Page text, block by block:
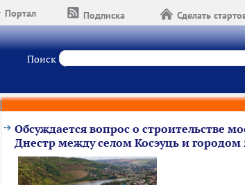
Сделать
Подписка
Портал
Поиск
Обсуждается вопрос о строительстве
Днестр между селом Косэуць и